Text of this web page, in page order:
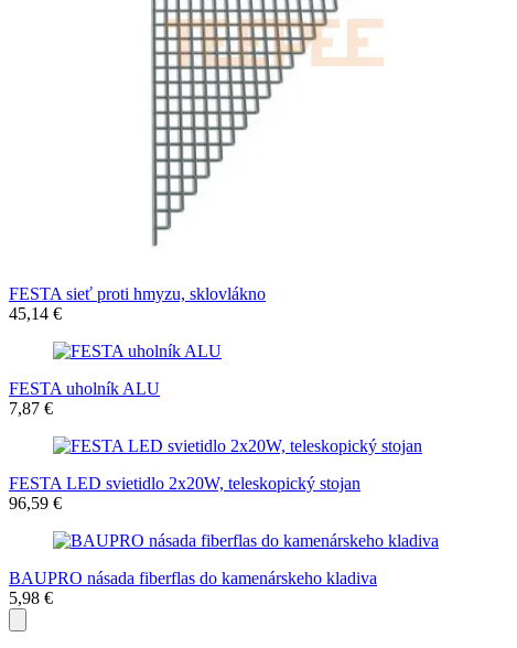
FESTA sieť proti hmyzu, sklovlákno
45,14 €
FESTA uholník ALU
7,87 €
FESTA LED svietidlo 2x20W, teleskopický stojan
96,59 €
BAUPRO násada fiberflas do kamenárskeho kladiva
5,98 €